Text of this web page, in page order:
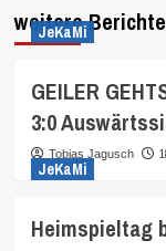
weitere Berichte
JeKaMi
GEILER
3:0
Tobias Jagusch
JeKaMi
Heimspieltag